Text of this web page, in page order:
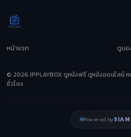
หน้าแรก ดูบอ
© 2026 IPPLAYBOX ดูหนังฟรี ดูหนังออนไลน์
ชั่วโมง
Powered by